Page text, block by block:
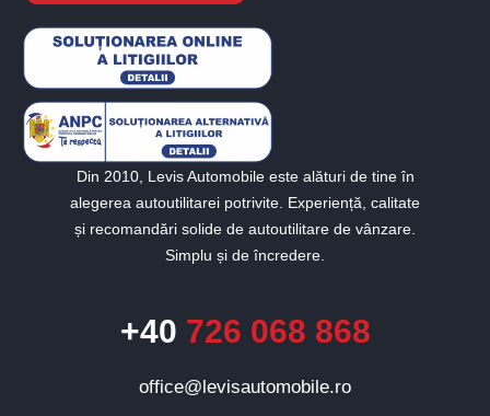
Din 2010, Levis Automobile este alături de tine în
alegerea autoutilitarei potrivite. Experiență, calitate
și recomandări solide de autoutilitare de vânzare.
Simplu și de încredere.
+40 726 068 868
office@levisautomobile.ro